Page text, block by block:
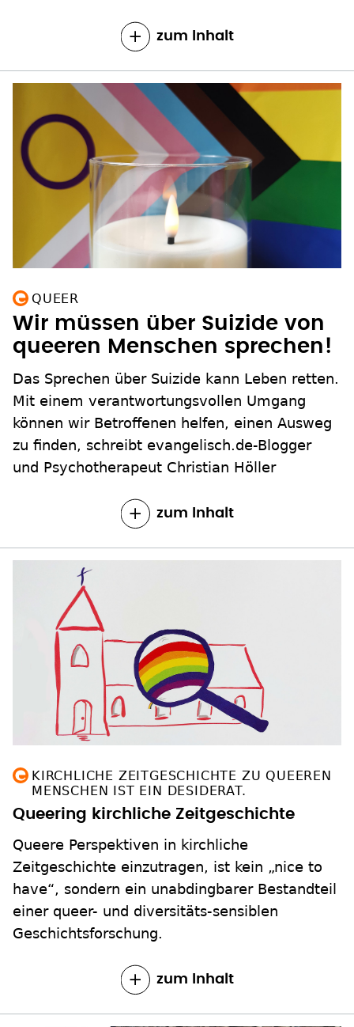
zum Inhalt
QUEER
Wir müssen über Suizide von
queeren Menschen sprechen!
Das Sprechen über Suizide kann Leben retten.
Mit einem verantwortungsvollen Umgang
können wir Betroffenen helfen, einen Ausweg
zu finden, schreibt evangelisch.de-Blogger
und Psychotherapeut Christian Höller
zum Inhalt
KIRCHLICHE ZEITGESCHICHTE ZU QUEEREN
MENSCHEN IST EIN DESIDERAT.
Queering kirchliche Zeitgeschichte
Queere Perspektiven in kirchliche
Zeitgeschichte einzutragen, ist kein „nice to
have“, sondern ein unabdingbarer Bestandteil
einer queer- und diversitäts-sensiblen
Geschichtsforschung.
zum Inhalt